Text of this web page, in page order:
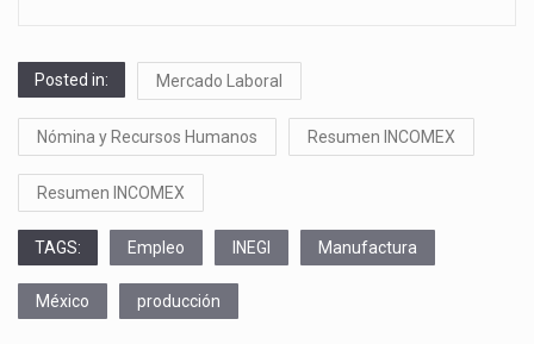
Posted in: Mercado Laboral
Nómina y Recursos Humanos Resumen INCOMEX
Resumen INCOMEX
TAGS: Empleo INEGI Manufactura
México producción